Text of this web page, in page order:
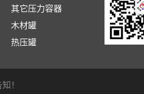
其它压力容器
木材罐
热压罐
！